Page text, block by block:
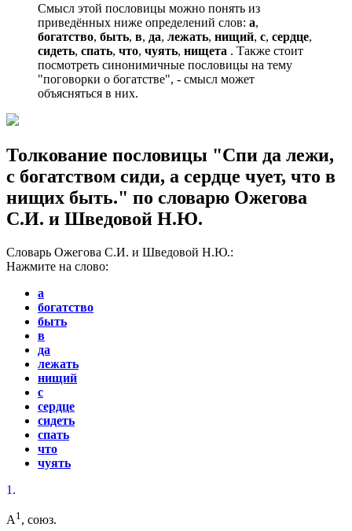
Смысл этой пословицы можно понять из
приведённых ниже определений слов: а,
богатство, быть, в, да, лежать, нищий, с, сердце,
сидеть, спать, что, чуять, нищета . Также стоит
посмотреть синонимичные пословицы на тему
"поговорки о богатстве", - смысл может
объясняться в них.
Толкование пословицы "Спи да лежи,
с богатством сиди, а сердце чует, что в
нищих быть." по словарю Ожегова
С.И. и Шведовой Н.Ю.
Словарь Ожегова С.И. и Шведовой Н.Ю.:
Нажмите на слово:
а
богатство
быть
в
да
лежать
нищий
с
сердце
сидеть
спать
что
чуять
1.
А 1 , союз.